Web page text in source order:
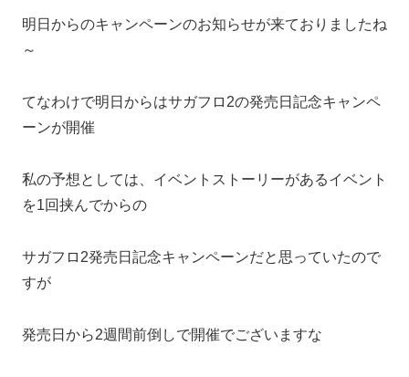
明日からのキャンペーンのお知らせが来ておりましたね
～
てなわけで明日からはサガフロ2の発売日記念キャンペ
ーンが開催
私の予想としては、イベントストーリーがあるイベント
を1回挟んでからの
サガフロ2発売日記念キャンペーンだと思っていたので
すが
発売日から2週間前倒しで開催でございますな